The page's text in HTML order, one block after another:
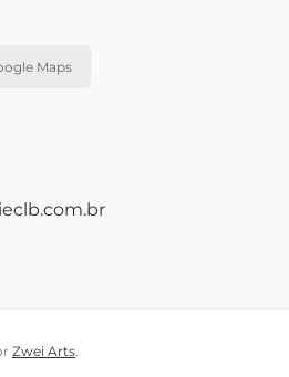
Maps
Zwei Arts.